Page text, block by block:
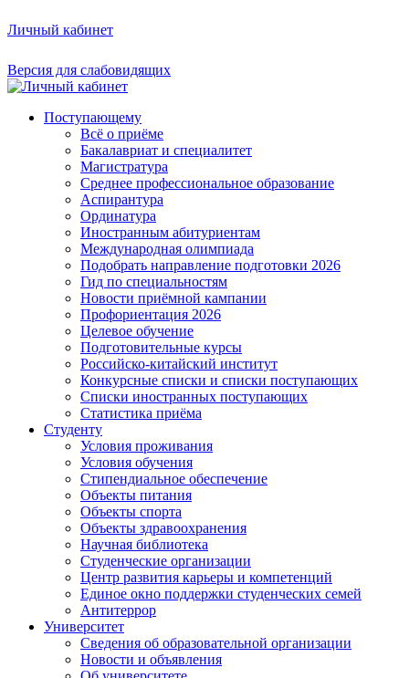
Личный кабинет
Версия для слабовидящих
Поступающему
Всё о приёме
Бакалавриат и специалитет
Магистратура
Среднее профессиональное образование
Аспирантура
Ординатура
Иностранным абитуриентам
Международная олимпиада
Подобрать направление подготовки 2026
Гид по специальностям
Новости приёмной кампании
Профориентация 2026
Целевое обучение
Подготовительные курсы
Российско-китайский институт
Конкурсные списки и списки поступающих
Списки иностранных поступающих
Статистика приёма
Студенту
Условия проживания
Условия обучения
Стипендиальное обеспечение
Объекты питания
Объекты спорта
Объекты здравоохранения
Научная библиотека
Студенческие организации
Центр развития карьеры и компетенций
Единое окно поддержки студенческих семей
Антитеррор
Университет
Сведения об образовательной организации
Новости и объявления